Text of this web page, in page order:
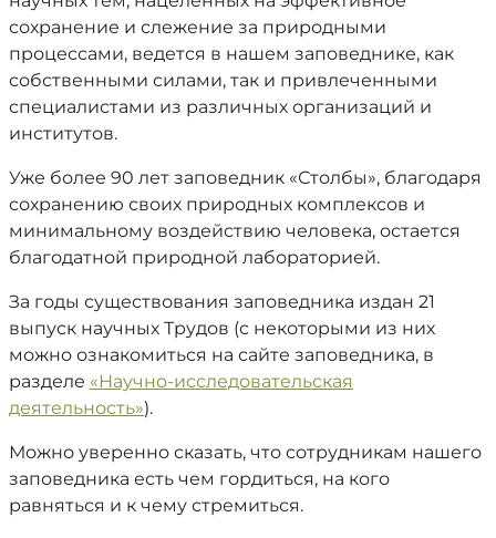
сохранение и слежение за природными
процессами, ведется в нашем заповеднике, как
собственными силами, так и привлеченными
специалистами из различных организаций и
институтов.
Уже более 90 лет заповедник «Столбы», благодаря
сохранению своих природных комплексов и
минимальному воздействию человека, остается
благодатной природной лабораторией.
За годы существования заповедника издан 21
выпуск научных Трудов (с некоторыми из них
можно ознакомиться на сайте заповедника, в
разделе «Научно-исследовательская
деятельность»).
Можно уверенно сказать, что сотрудникам нашего
заповедника есть чем гордиться, на кого
равняться и к чему стремиться.